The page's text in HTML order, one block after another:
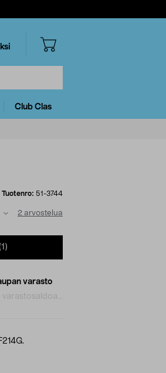
Club Clas
Tuotenro: 51-3744
2 arvostelua
varasto
varastosaldoa...